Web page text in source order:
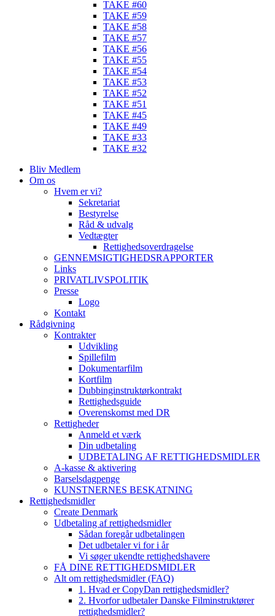
TAKE #60
TAKE #59
TAKE #58
TAKE #57
TAKE #56
TAKE #55
TAKE #54
TAKE #53
TAKE #52
TAKE #51
TAKE #45
TAKE #49
TAKE #33
TAKE #32
Bliv Medlem
Om os
Hvem er vi?
Sekretariat
Bestyrelse
Råd & udvalg
Vedtægter
Rettighedsoverdragelse
GENNEMSIGTIGHEDSRAPPORTER
Links
PRIVATLIVSPOLITIK
Presse
Logo
Kontakt
Rådgivning
Kontrakter
Udvikling
Spillefilm
Dokumentarfilm
Kortfilm
Dubbinginstruktørkontrakt
Rettighedsguide
Overenskomst med DR
Rettigheder
Anmeld et værk
Din udbetaling
UDBETALING AF RETTIGHEDSMIDLER
A-kasse & aktivering
Barselsdagpenge
KUNSTNERNES BESKATNING
Rettighedsmidler
Create Denmark
Udbetaling af rettighedsmidler
Sådan foregår udbetalingen
Det udbetaler vi for i år
Vi søger ukendte rettighedshavere
FÅ DINE RETTIGHEDSMIDLER
Alt om rettighedsmidler (FAQ)
1. Hvad er CopyDan rettighedsmidler?
2. Hvorfor udbetaler Danske Filminstruktører
rettighedsmidler?